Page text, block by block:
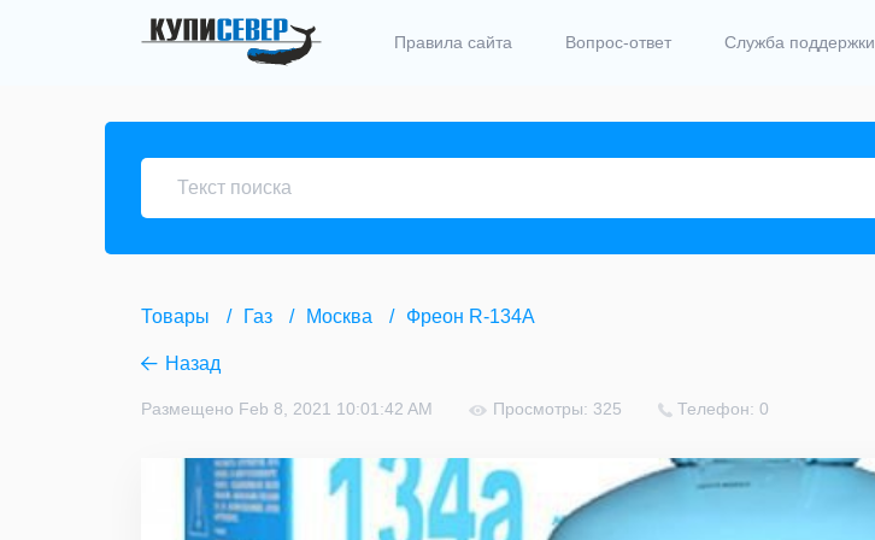
Правила сайта Вопрос-ответ Служба поддержки
Товары Газ Москва Фреон R-134A
Назад
Размещено Feb 8, 2021 10:01:42 AM Просмотры: 325 Телефон: 0